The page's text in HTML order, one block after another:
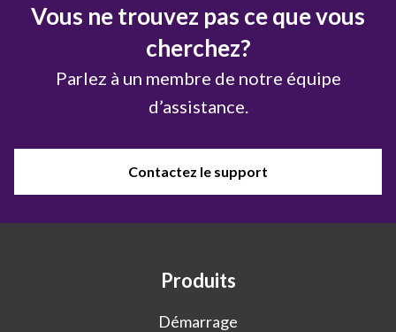
Vous ne trouvez pas ce que vous
cherchez?
Parlez à un membre de notre équipe
d’assistance.
Contactez le support
Produits
Démarrage